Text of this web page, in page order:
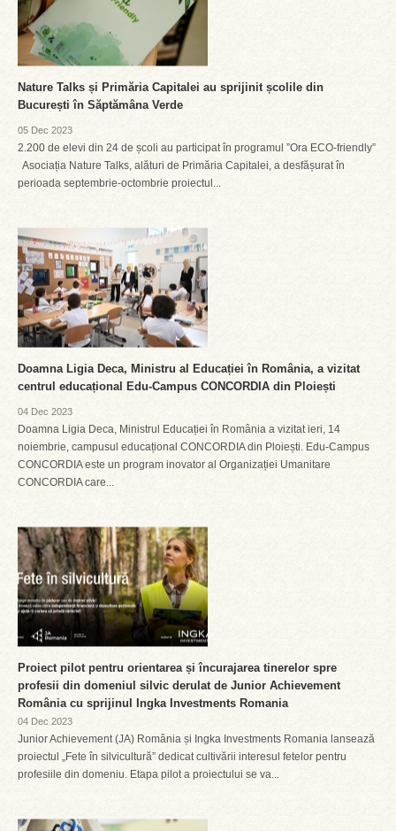
Nature Talks și Primăria Capitalei au sprijinit școlile din
București în Săptămâna Verde
05 Dec 2023
2.200 de elevi din 24 de școli au participat în programul ”Ora ECO-friendly”
Asociația Nature Talks, alături de Primăria Capitalei, a desfășurat în
perioada septembrie-octombrie proiectul...
Doamna Ligia Deca, Ministru al Educației în România, a vizitat
centrul educațional Edu-Campus CONCORDIA din Ploiești
04 Dec 2023
Doamna Ligia Deca, Ministrul Educației în România a vizitat ieri, 14
noiembrie, campusul educațional CONCORDIA din Ploiești. Edu-Campus
CONCORDIA este un program inovator al Organizației Umanitare
CONCORDIA care...
Proiect pilot pentru orientarea și încurajarea tinerelor spre
profesii din domeniul silvic derulat de Junior Achievement
România cu sprijinul Ingka Investments Romania
04 Dec 2023
Junior Achievement (JA) România și Ingka Investments Romania lansează
proiectul „Fete în silvicultură” dedicat cultivării interesul fetelor pentru
profesiile din domeniu. Etapa pilot a proiectului se va...